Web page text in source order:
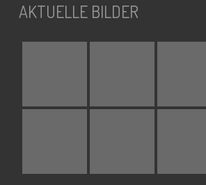
AKTUELLE BILDER